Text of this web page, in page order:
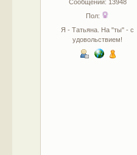
Сообщений: 13948
Пол:
Я - Татьяна. На "ты" - с
удовольствием!